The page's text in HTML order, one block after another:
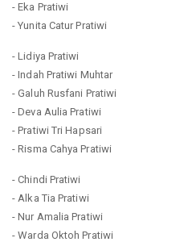
- Eka Pratiwi
- Yunita Catur Pratiwi
- Lidiya Pratiwi
- Indah Pratiwi Muhtar
- Galuh Rusfani Pratiwi
- Deva Aulia Pratiwi
- Pratiwi Tri Hapsari
- Risma Cahya Pratiwi
- Chindi Pratiwi
- Alka Tia Pratiwi
- Nur Amalia Pratiwi
- Warda Oktoh Pratiwi